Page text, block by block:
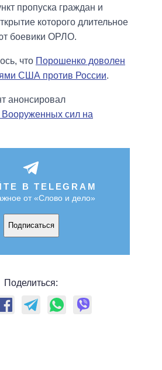
пропуска граждан и
которого длительное
боевики ОРЛО.
что Порошенко доволен
США против России.
анонсировал
Вооруженных сил на
В TELEGRAM
от «Слово и дело»
Подписаться
Поделиться: